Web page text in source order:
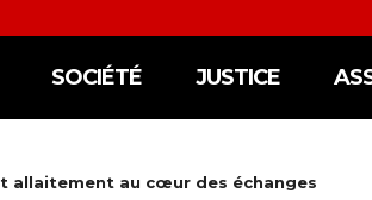
SOCIÉTÉ JUSTICE
allaitement au cœur des échanges